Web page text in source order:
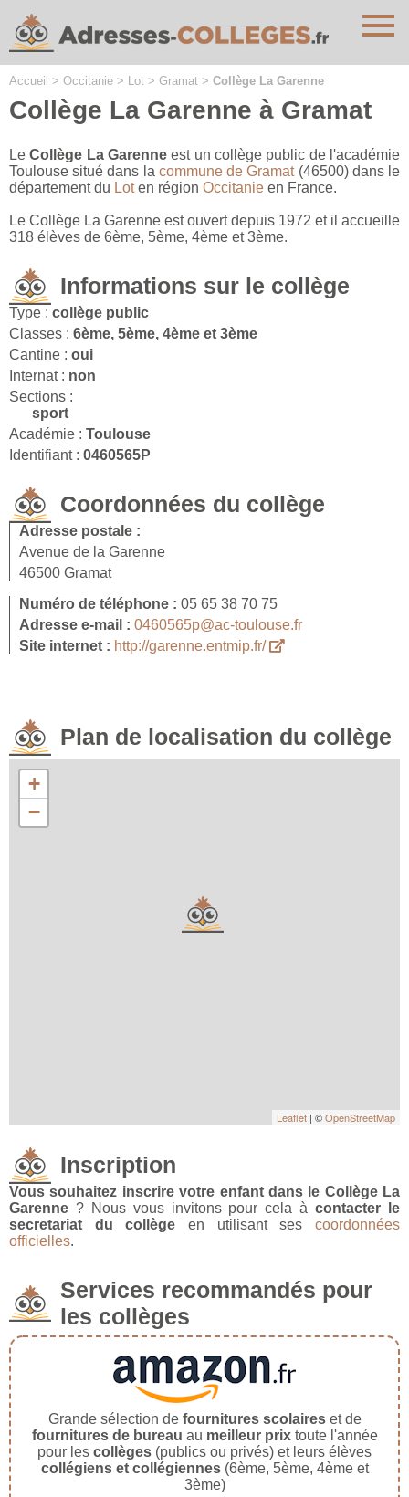
Accueil > Occitanie > Lot > Gramat > Collège La Garenne
Collège La Garenne à Gramat
LeCollège La Garenne est un collège public de l'académie
Toulouse situé dans la commune de Gramat(46500) dans le
département du Loten région Occitanie en France.
Le Collège La Garenne est ouvert depuis 1972 et il accueille
318 élèves de 6ème, 5ème, 4ème et 3ème.
Informations sur le collège
Type : collège public
Classes : 6ème, 5ème, 4ème et 3ème
Cantine : oui
Internat : non
Sections :
sport
Académie : Toulouse
Identifiant : 0460565P
Coordonnées du collège
Adresse postale :
Avenue de la Garenne
46500 Gramat
Numéro de téléphone : 05 65 38 70 75
Adresse e-mail : 0460565p@ac-toulouse.fr
Site internet : http://garenne.entmip.fr/
Plan de localisation du collège
+
−
Leaflet | ©OpenStreetMap
Inscription
Vous souhaitez inscrire votre enfant dans le Collège La
Garenne ? Nous vous invitons pour cela àcontacter le
secretariat du collège en utilisant sescoordonnées
officielles.
Services recommandés pour
les collèges
Grande sélection de fournitures scolaireset de
fournitures de bureau au meilleur prixtoute l'année
pour les collèges (publics ou privés) et leurs élèves
collégiens et collégiennes(6ème, 5ème, 4ème et
3ème)